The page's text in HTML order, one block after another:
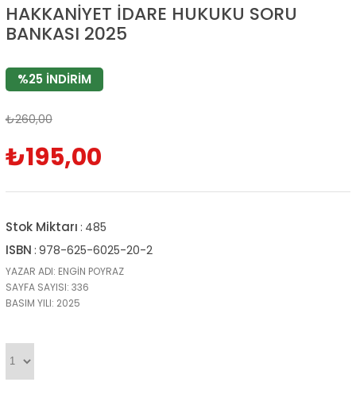
HAKKANİYET İDARE HUKUKU SORU
BANKASI 2025
%25 İNDIRIM
₺260,00
₺195,00
Stok Miktarı : 485
ISBN : 978-625-6025-20-2
YAZAR ADI: ENGİN POYRAZ
SAYFA SAYISI: 336
BASIM YILI: 2025